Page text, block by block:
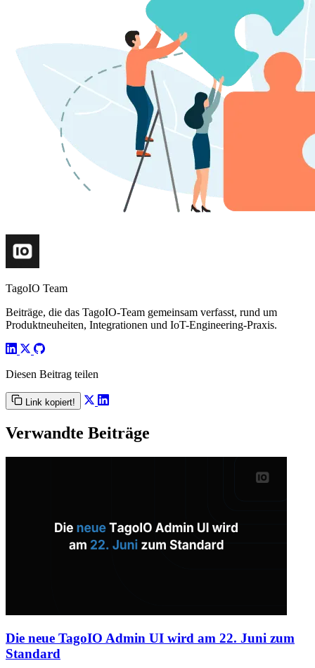
TagoIO Team
Beiträge, die das TagoIO-Team gemeinsam verfasst, rund um
Produktneuheiten, Integrationen und IoT-Engineering-Praxis.
Diesen Beitrag teilen
Link kopiert!
Verwandte Beiträge
Die neue TagoIO Admin UI wird am 22. Juni zum
Standard